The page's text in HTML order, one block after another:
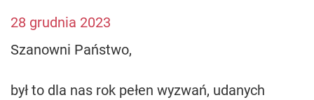
28 grudnia 2023
Szanowni Państwo,
był to dla nas rok pełen wyzwań, udanych